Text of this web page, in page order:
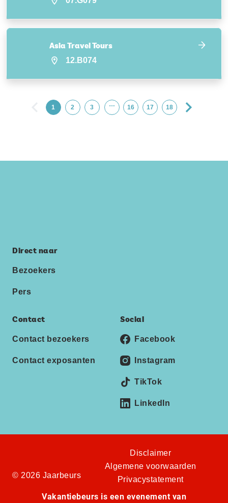
Asia Travel Tours
12.B074
1 2 3 … 16 17 18
Direct naar
Bezoekers
Pers
Contact
Contact bezoekers
Contact exposanten
Social
Facebook
Instagram
TikTok
LinkedIn
© 2026 Jaarbeurs
Disclaimer
Algemene voorwaarden
Privacystatement
Vakantiebeurs is een evenement van